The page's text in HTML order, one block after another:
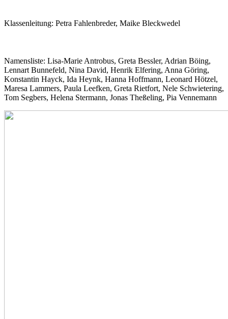
Klassenleitung: Petra Fahlenbreder, Maike Bleckwedel
Namensliste: Lisa-Marie Antrobus, Greta Bessler, Adrian Böing,
Lennart Bunnefeld, Nina David, Henrik Elfering, Anna Göring,
Konstantin Hayck, Ida Heynk, Hanna Hoffmann, Leonard Hötzel,
Maresa Lammers, Paula Leefken, Greta Rietfort, Nele Schwietering,
Tom Segbers, Helena Stermann, Jonas Theßeling, Pia Vennemann